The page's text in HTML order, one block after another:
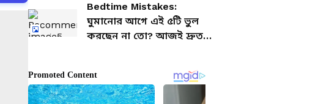
Bedtime Mistakes:
ঘুমানোর আগে এই ৫টি ভুল
করছেন না তো? আজই দ্রুত